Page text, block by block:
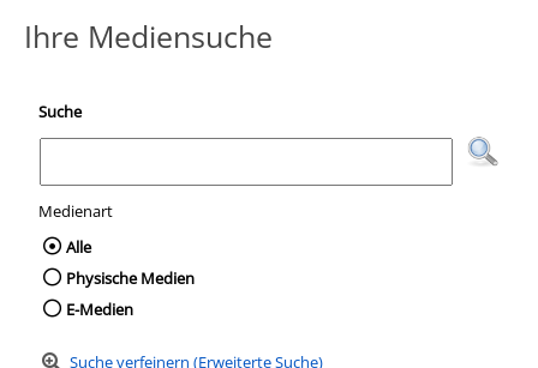
Ihre Mediensuche
Suche
Medienart
Wählen Sie die Medienart nach der Sie
Alle
Physische Medien
E-Medien
Suche verfeinern (Erweiterte Suche)